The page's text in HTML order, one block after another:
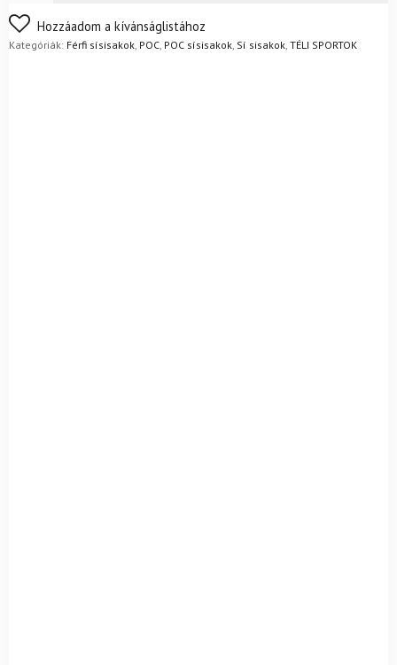
Odermatt
mennyiség
FoxPost
Nem biztos a választásában? Semmi gond – a terméket
egyszerűen visszaküldheti 14 napon belül, indoklás nélkül.
Hozzáadom a kívánságlistához
Kategóriák: Férfi sísisakok, POC, POC sísisakok, Sí sisakok, TÉLI SPORTOK